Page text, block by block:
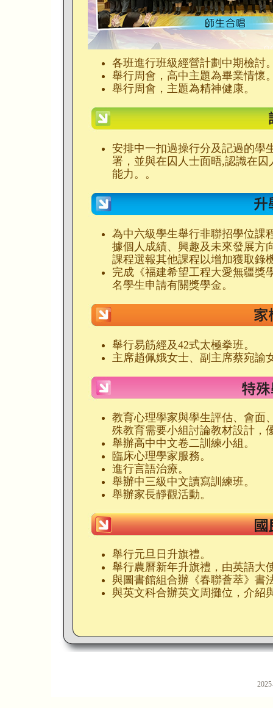
各班進行班級經營計劃中期檢討
舉行周會，高中主題為畢業情懷
舉行周會，主題為精神健康。
安排中一扣過操行分及記過的學
署，並與在囚人士面晤,認識在
能力。。
為中六級學生舉行非聯招學位課
據個人成績、興趣及未來發展方
課程選報其他課程以增加獲取錄
完成《福建希望工程大愛無疆獎
名學生申請有關獎學金。
舉行易筋經及42式太極拳班。
主席趙佩娥女士、副主席蔡宛諭
教育心理學家與學生評估、會面
殊教育需要小組討論教材設計，
舉辦高中中文卷二訓練小組。
臨床心理學家服務。
進行言語治療。
舉辦中三級中文讀寫訓練班。
舉辦家長靜觀活動。
舉行元旦日升旗禮。
舉行農曆新年升旗禮，由英語大
與圖書館組合辦《春聯薈萃》書
與英文科合辦英文周攤位，介紹